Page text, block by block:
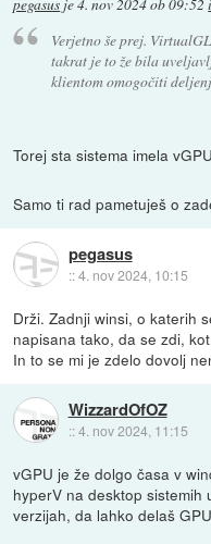
pegasus je4. nov 2024 ob 09:52
Verjetno še prej.
takrat je to že bila
klientom omogočiti
Torej sta sistema imela
Samo ti rad pametuješ o
pegasus
::4. nov 2024, 10:15
Drži. Zadnji winsi, o katerih
napisana tako, da se zdi,
In to se mi je zdelo dovolj
WizzardOfOZ
::4. nov 2024, 11:15
vGPU je že dolgo časa v
hyperV na desktop sistemih
verzijah, da lahko delaš